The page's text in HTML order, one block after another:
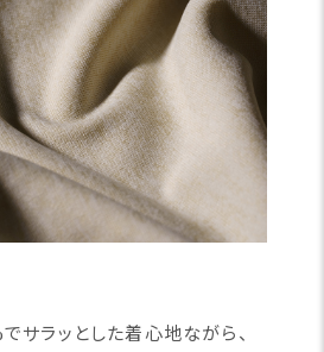
サラッとした着心地ながら、